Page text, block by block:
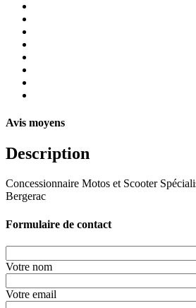
Avis moyens
Description
Concessionnaire Motos et Scooter
Bergerac
Formulaire de contact
Votre nom
Votre email